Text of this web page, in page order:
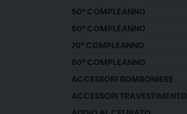
50° COMPLEANNO
60° COMPLEANNO
70° COMPLEANNO
80° COMPLEANNO
ACCESSORI BOMBONIERE
ACCESSORI TRAVESTIMENTO